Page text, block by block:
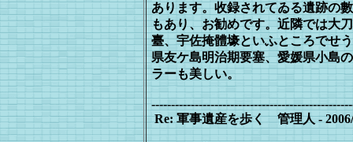
あります。收録されてゐる遺跡の
もあり、お勧めです。近隣では大
臺、宇佐掩體壕といふところでせ
県友ケ島明治期要塞、愛媛県小島
ラーも美しい。
Re: 軍事遺産を歩く 管理人 - 2006/